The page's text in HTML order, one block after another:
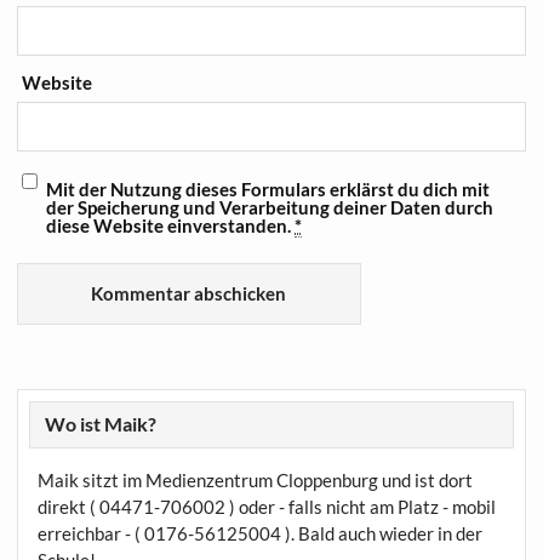
Website
Mit der Nutzung dieses Formulars erklärst du dich mit
der Speicherung und Verarbeitung deiner Daten durch
diese Website einverstanden.*
Wo ist Maik?
Maik sitzt im Medienzentrum Cloppenburg und ist dort
direkt ( 04471-706002 ) oder - falls nicht am Platz - mobil
erreichbar - ( 0176-56125004 ). Bald auch wieder in der